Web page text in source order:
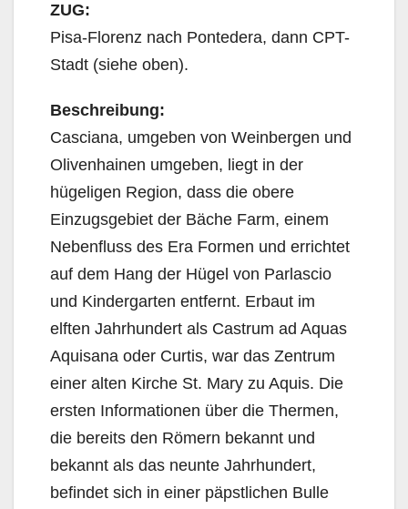
ZUG:
Pisa-Florenz nach Pontedera, dann CPT-
Stadt (siehe oben).
Beschreibung:
Casciana, umgeben von Weinbergen und
Olivenhainen umgeben, liegt in der
hügeligen Region, dass die obere
Einzugsgebiet der Bäche Farm, einem
Nebenfluss des Era Formen und errichtet
auf dem Hang der Hügel von Parlascio
und Kindergarten entfernt. Erbaut im
elften Jahrhundert als Castrum ad Aquas
Aquisana oder Curtis, war das Zentrum
einer alten Kirche St. Mary zu Aquis. Die
ersten Informationen über die Thermen,
die bereits den Römern bekannt und
bekannt als das neunte Jahrhundert,
befindet sich in einer päpstlichen Bulle